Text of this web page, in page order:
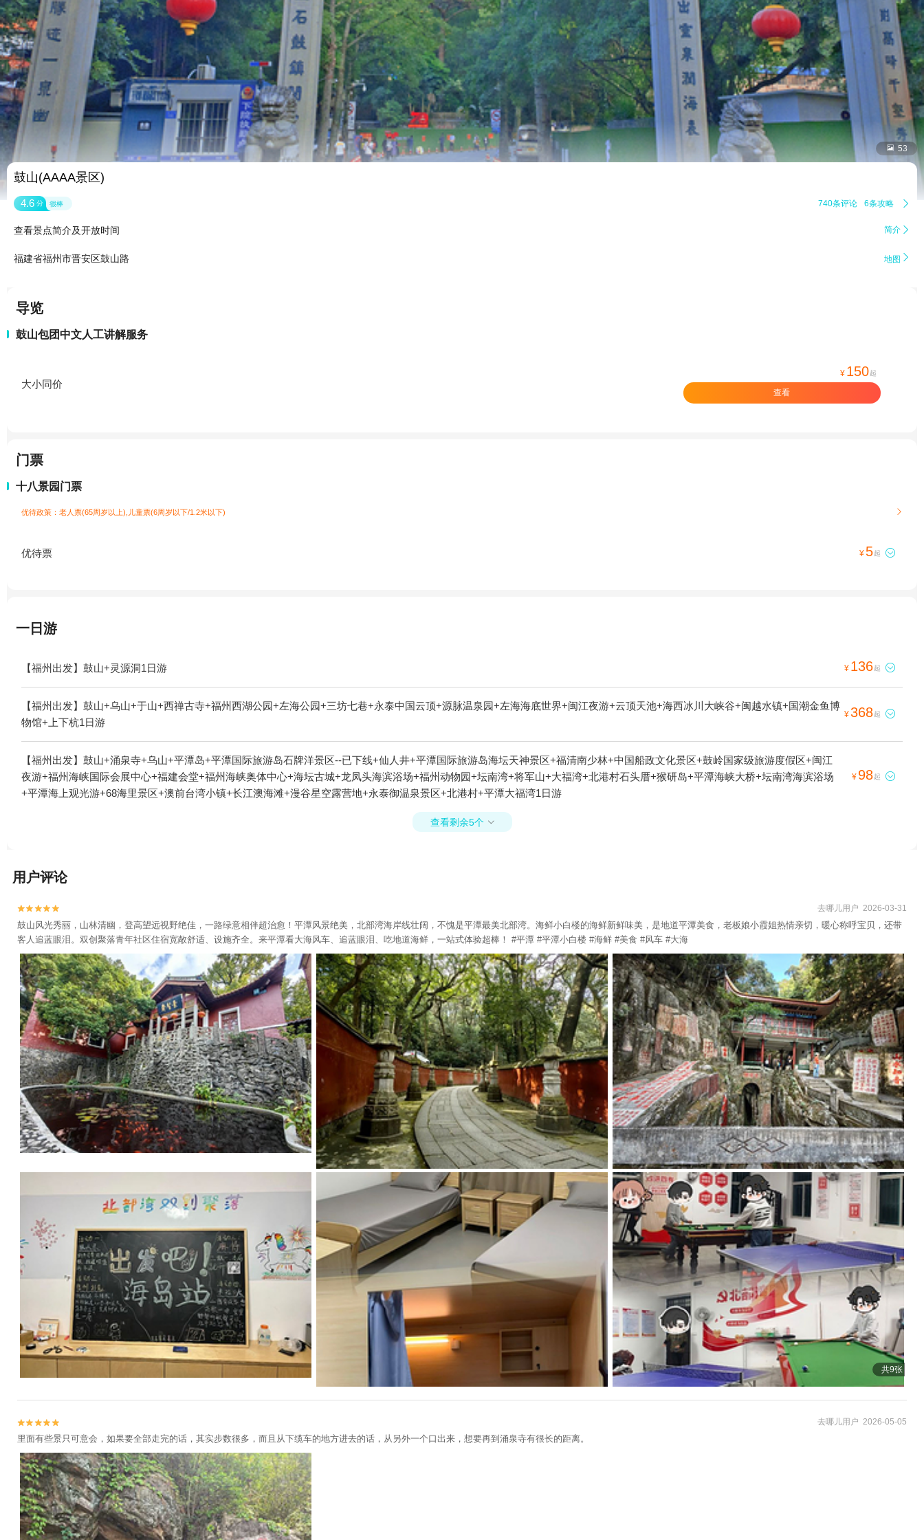
 53
鼓山(AAAA景区)
4.6 分 很棒 740条评论 6条攻略 
查看景点简介及开放时间 简介 
福建省福州市晋安区鼓山路 地图 
导览
鼓山包团中文人工讲解服务
大小同价
¥ 150 起
查看
门票
十八景园门票
优待政策：老人票(65周岁以上),儿童票(6周岁以下/1.2米以下) 
优待票 ¥ 5起 
一日游
【福州出发】鼓山+灵源洞1日游 ¥ 136起 
【福州出发】鼓山+乌山+于山+西禅古寺+福州西湖公园+左海公园+三坊七巷+永泰中国云顶+源脉温泉园+左海海底世界+闽江夜游+云顶天池+海西冰川大峡谷+闽越水镇+国潮金鱼博
物馆+上下杭1日游
¥368起 
【福州出发】鼓山+涌泉寺+乌山+平潭岛+平潭国际旅游岛石牌洋景区--已下线+仙人井+平潭国际旅游岛海坛天神景区+福清南少林+中国船政文化景区+鼓岭国家级旅游度假区+闽江
夜游+福州海峡国际会展中心+福建会堂+福州海峡奥体中心+海坛古城+龙凤头海滨浴场+福州动物园+坛南湾+将军山+大福湾+北港村石头厝+猴研岛+平潭海峡大桥+坛南湾海滨浴场
+平潭海上观光游+68海里景区+澳前台湾小镇+长江澳海滩+漫谷星空露营地+永泰御温泉景区+北港村+平潭大福湾1日游
¥ 98起 
查看剩余5个 
用户评论

 去哪儿用户 2026-03-31
鼓山风光秀丽，山林清幽，登高望远视野绝佳，一路绿意相伴超治愈！平潭风景绝美，北部湾海岸线壮阔，不愧是平潭最美北部湾。海鲜小白楼的海鲜新鲜味美，是地道平潭美食，老板娘小霞姐热情亲切，暖心称呼宝贝，还带
客人追蓝眼泪。双创聚落青年社区住宿宽敞舒适、设施齐全。来平潭看大海风车、追蓝眼泪、吃地道海鲜，一站式体验超棒！ #平潭 #平潭小白楼 #海鲜 #美食 #风车 #大海
共9张

 去哪儿用户 2026-05-05
里面有些景只可意会，如果要全部走完的话，其实步数很多，而且从下缆车的地方进去的话，从另外一个口出来，想要再到涌泉寺有很长的距离。